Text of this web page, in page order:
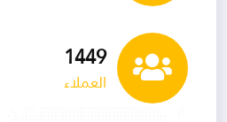
1535
العملاء